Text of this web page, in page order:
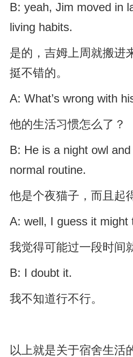
B: yeah, Jim moved in
living habits.
是的，吉姆上周就搬进
挺不错的。
A: What’s wrong with
他的生活习惯怎么了？
B: He is a night owl
normal routine.
他是个夜猫子，而且起
A: well, I guess it
我觉得可能过一段时间
B: I doubt it.
我不知道行不行。
以上就是关于宿舍生活